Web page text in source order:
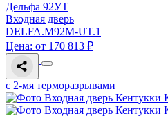
Дельфа 92УТ
Входная дверь
DELFA.M92M-UT.1
Цена: от 170 813 ₽
с 2-мя терморазрывами